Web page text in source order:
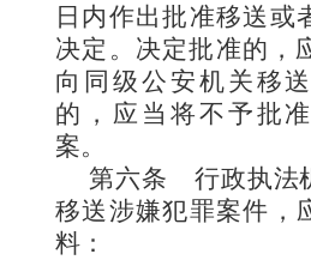
日内作出批准移送或
决定。决定批准的，
向同级公安机关移
的，应当将不予批
案。
第六条 行政执法
移送涉嫌犯罪案件，
料：